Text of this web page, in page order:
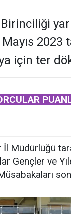
2023
için ter
Müdürlüğü
Gençler ve